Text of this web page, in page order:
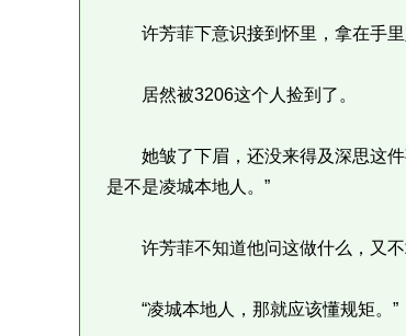
许芳菲下意识接到怀里，拿在手里
居然被3206这个人捡到了。
她皱了下眉，还没来得及深思这件
是不是凌城本地人。”
许芳菲不知道他问这做什么，又不
“凌城本地人，那就应该懂规矩。”